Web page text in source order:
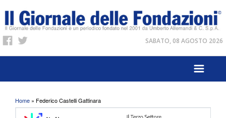
SABATO, 08 AGOSTO 2026
Tu sei qui
Home » Federico Castelli Gattinara